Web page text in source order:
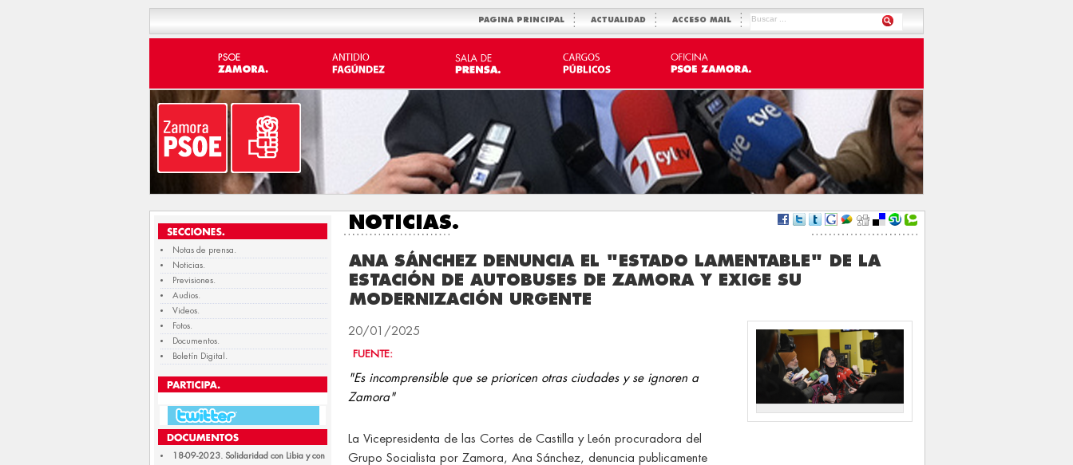
ACCESO MAIL
ACTUALIDAD
PAGINA PRINCIPAL
Notas de prensa.
Noticias.
Previsiones.
Audios.
Videos.
Fotos.
Documentos.
Boletín Digital.
18-09-2023. Solidaridad con Libia y con
NOTICIAS.
ANA SÁNCHEZ DENUNCIA EL "ESTADO LAMENTABLE" DE LA
ESTACIÓN DE AUTOBUSES DE ZAMORA Y EXIGE SU
MODERNIZACIÓN URGENTE
20/01/2025
FUENTE:
"Es incomprensible que se prioricen otras ciudades y se ignoren a
Zamora"
La Vicepresidenta de las Cortes de Castilla y León procuradora del
Grupo Socialista por Zamora, Ana Sánchez, denuncia publicamente